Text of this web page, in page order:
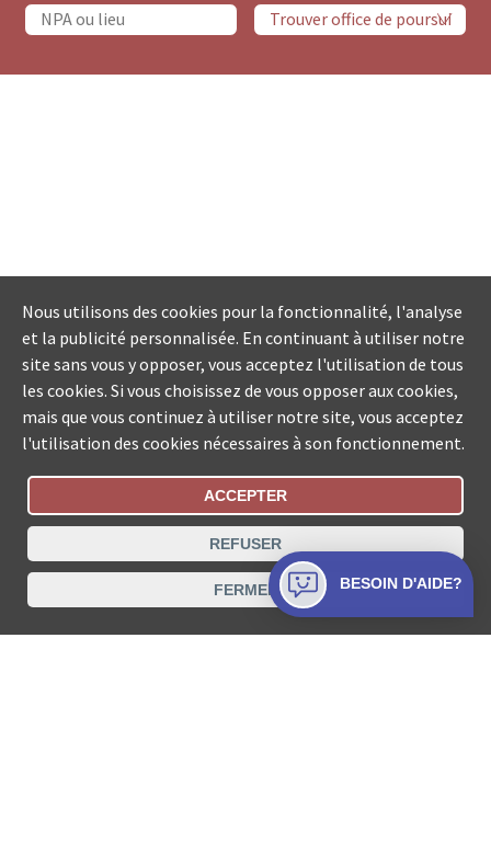
Statut De La Commande
Recherche des offices de Suisse
Protection des données Mentions légales
Conditions d’utilisation Contact
Nous utilisons des cookies pour la fonctionnalité, l'analyse
et la publicité personnalisée. En continuant à utiliser notre
site sans vous y opposer, vous acceptez l'utilisation de tous
les cookies. Si vous choisissez de vous opposer aux cookies,
mais que vous continuez à utiliser notre site, vous acceptez
l'utilisation des cookies nécessaires à son fonctionnement.
ACCEPTER
REFUSER
FERMER BESOIN D'AIDE?